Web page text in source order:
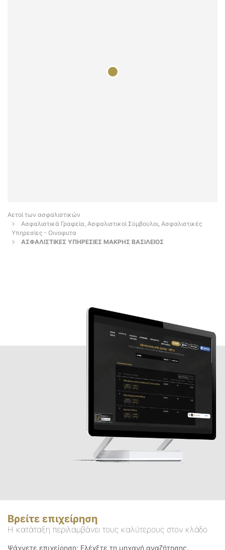
Αετοί των ασφαλιστικών
Ασφαλιστικά Γραφεία, Ασφαλιστικοί Σύμβουλοι, Ασφαλιστικές
Υπηρεσίες - Οινοφυτα
ΑΣΦΑΛΙΣΤΙΚΕΣ ΥΠΗΡΕΣΙΕΣ ΜΑΚΡΗΣ ΒΑΣΙΛΕΙΟΣ
Βρείτε επιχείρηση
Η κατάταξη περιλαμβάνει τους καλύτερους στον κλάδο
Ψάχνετε επιχείρηση; Ελέγξτε τη μηχανή αναζήτησης.